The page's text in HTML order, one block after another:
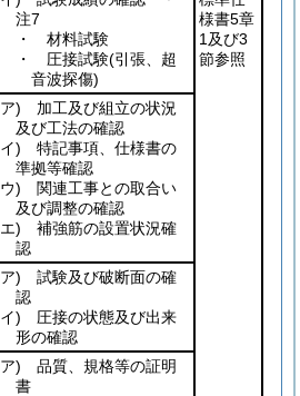
注7
・ 材料試験
・ 圧接試験(引張、超
音波探傷)
様書5章
1及び3
節参照
ア) 加工及び組立の状況
及び工法の確認
イ) 特記事項、仕様書の
準拠等確認
ウ) 関連工事との取合い
及び調整の確認
エ) 補強筋の設置状況確
認
ア) 試験及び破断面の確
認
イ) 圧接の状態及び出来
形の確認
ア) 品質、規格等の証明
書